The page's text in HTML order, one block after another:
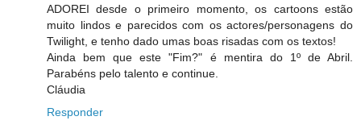
ADOREI desde o primeiro momento, os cartoons estão
muito lindos e parecidos com os actores/personagens do
Twilight, e tenho dado umas boas risadas com os textos!
Ainda bem que este "Fim?" é mentira do 1º de Abril.
Parabéns pelo talento e continue.
Cláudia
Responder